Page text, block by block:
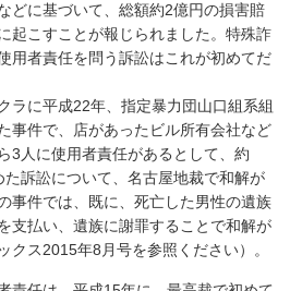
どに基づいて、総額約2億円の損害賠
起こすことが報じられました。特殊詐
用者責任を問う訴訟はこれが初めてだ
ラに平成22年、指定暴力団山口組系組
事件で、店があったビル所有会社など
3人に使用者責任があるとして、約
訴訟について、名古屋地裁で和解が
事件では、既に、死亡した男性の遺族
支払い、遺族に謝罪することで和解が
クス2015年8月号を参照ください）。